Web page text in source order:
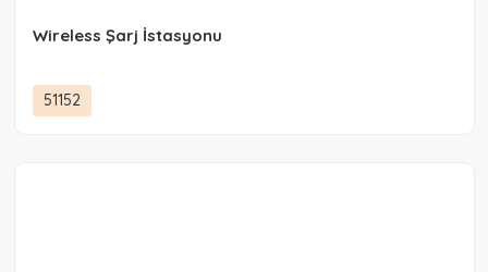
Wireless Şarj İstasyonu
51152